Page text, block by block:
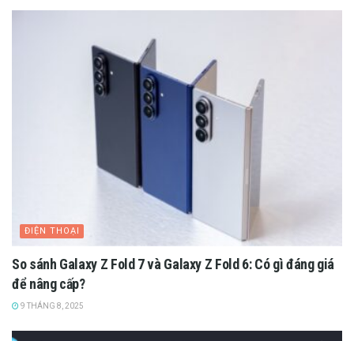
ĐIỆN THOẠI
So sánh Galaxy Z Fold 7 và Galaxy Z Fold 6: Có gì đáng giá
để nâng cấp?
9 THÁNG 8, 2025